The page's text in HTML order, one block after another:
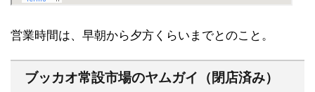
営業時間は、早朝から夕方くらいまでとのこと。
ブッカオ常設市場のヤムガイ（閉店済み）